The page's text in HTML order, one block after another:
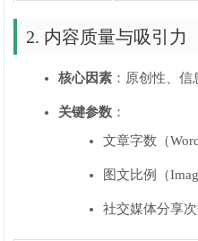
2. 内容质量与吸引力
核心因素 ：原创性、信
关键参数 ：
文章字数（
图文比例（
社交媒体分享次